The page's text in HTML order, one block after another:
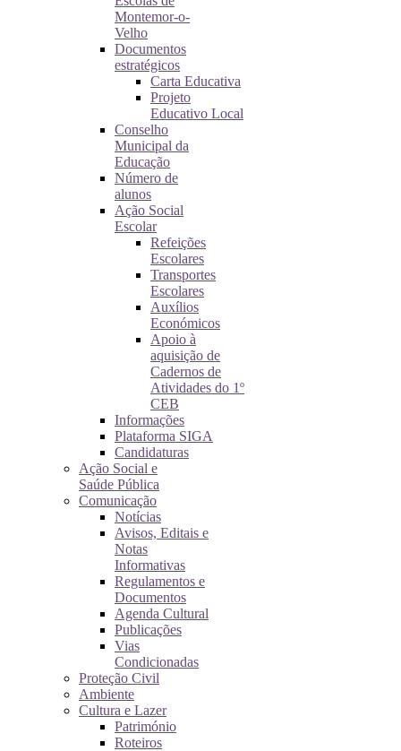
Montemor-o-
Velho
Documentos
estratégicos
Carta Educativa
Projeto
Educativo Local
Conselho
Municipal da
Educação
Número de
alunos
Ação Social
Escolar
Refeições
Escolares
Transportes
Escolares
Auxílios
Económicos
Apoio à
aquisição de
Cadernos de
Atividades do 1º
CEB
Informações
Plataforma SIGA
Candidaturas
Ação Social e
Saúde Pública
Comunicação
Notícias
Avisos, Editais e
Notas
Informativas
Regulamentos e
Documentos
Agenda Cultural
Publicações
Vias
Condicionadas
Proteção Civil
Ambiente
Cultura e Lazer
Património
Roteiros